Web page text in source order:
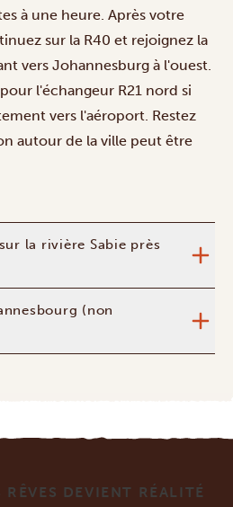
à une heure. Après votre
sur la R40 et rejoignez la
vers Johannesburg à l'ouest.
l'échangeur R21 nord si
vers l'aéroport. Restez
autour de la ville peut être
la rivière Sabie près
(non
RÊVES DEVIENT RÉALITÉ